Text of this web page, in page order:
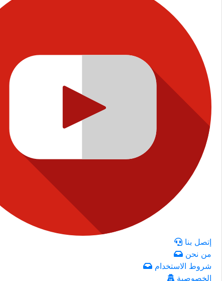
إتصل بنا
من نحن
شروط الاستخدام
الخصوصية